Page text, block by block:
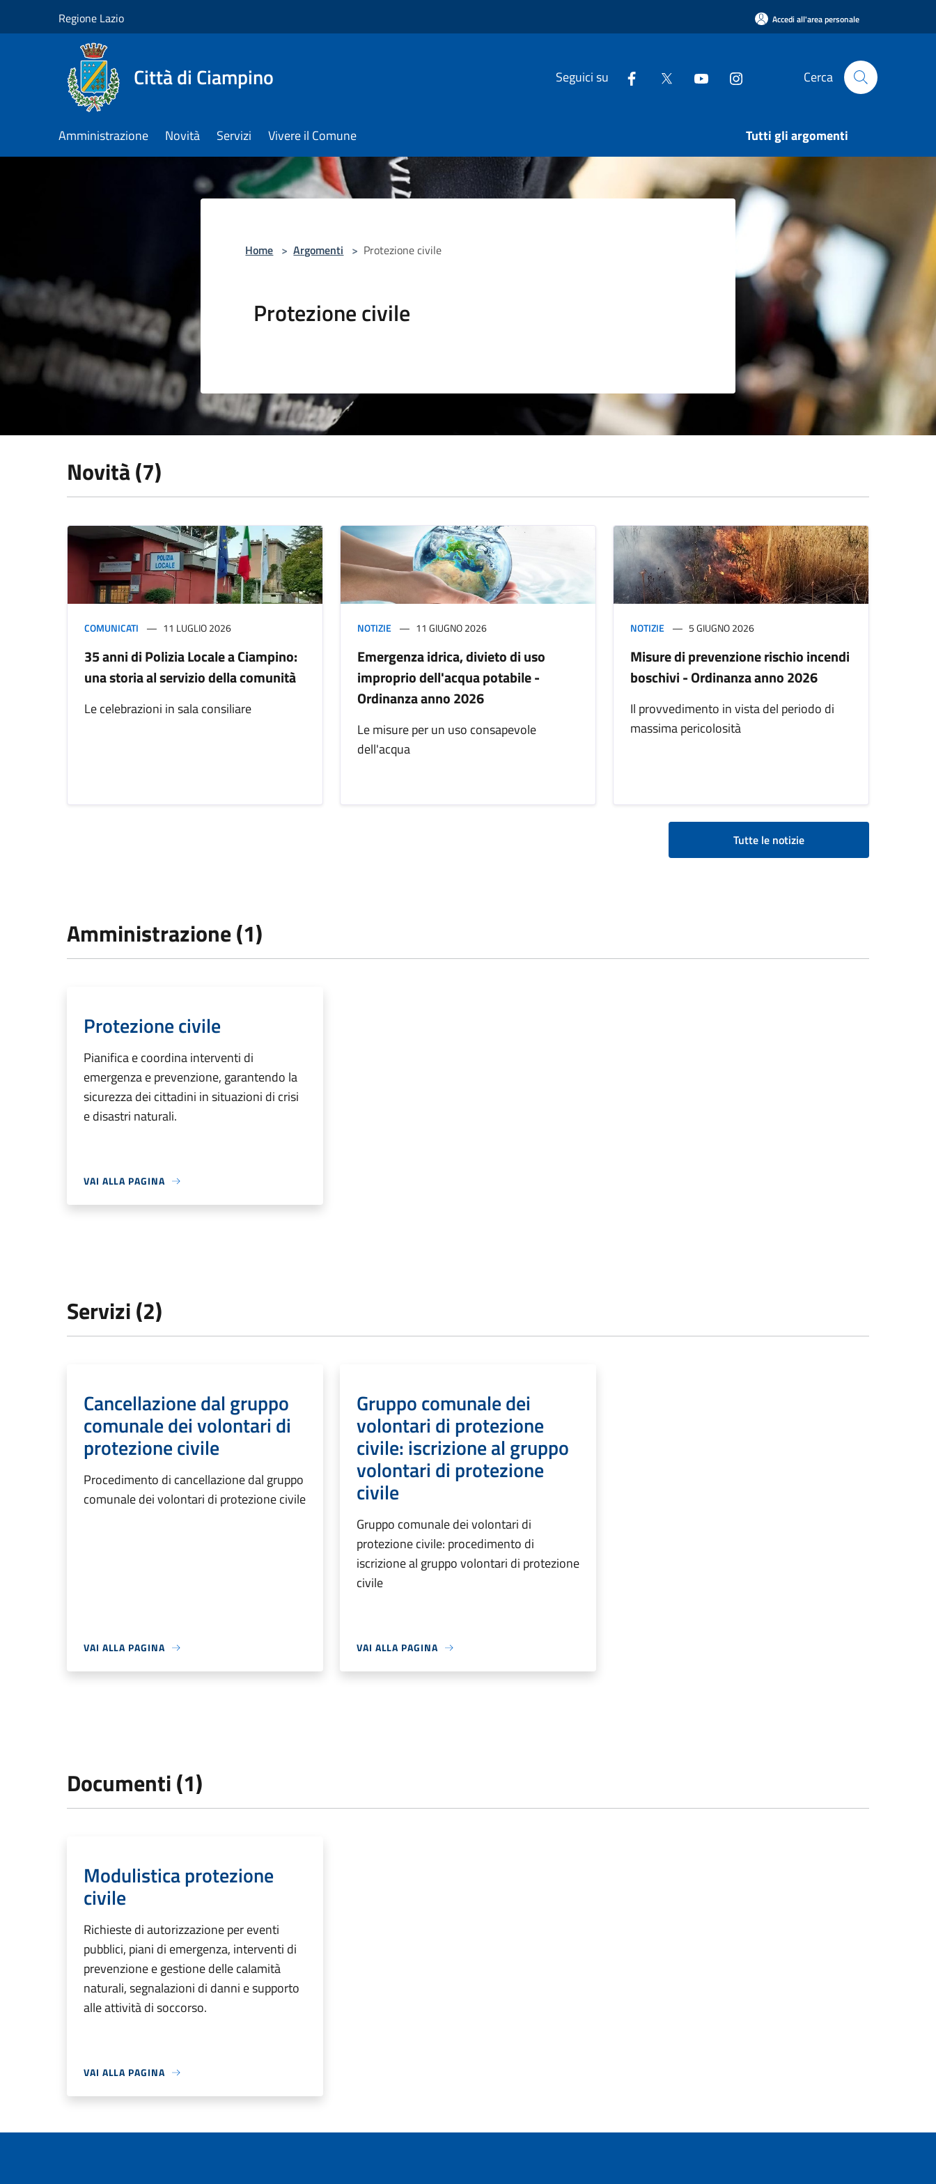
Regione Lazio Accedi all'area personale
Città di Ciampino Seguici su Cerca
Amministrazione Novità Servizi Vivere il Comune Tutti gli argomenti
Home > Argomenti > Protezione civile
Protezione civile
Novità (7)
COMUNICATI 11 LUGLIO 2026
35 anni di Polizia Locale a Ciampino:
una storia al servizio della comunità
Le celebrazioni in sala consiliare
NOTIZIE 11 GIUGNO 2026
Emergenza idrica, divieto di uso
improprio dell'acqua potabile -
Ordinanza anno 2026
Le misure per un uso consapevole
dell'acqua
NOTIZIE 5 GIUGNO 2026
Misure di prevenzione rischio incendi
boschivi - Ordinanza anno 2026
Il provvedimento in vista del periodo di
massima pericolosità
Tutte le notizie
Amministrazione (1)
Protezione civile
Pianifica e coordina interventi di
emergenza e prevenzione, garantendo la
sicurezza dei cittadini in situazioni di crisi
e disastri naturali.
VAI ALLA PAGINA
Servizi (2)
Cancellazione dal gruppo
comunale dei volontari di
protezione civile
Procedimento di cancellazione dal gruppo
comunale dei volontari di protezione civile
VAI ALLA PAGINA
Gruppo comunale dei
volontari di protezione
civile: iscrizione al gruppo
volontari di protezione
civile
Gruppo comunale dei volontari di
protezione civile: procedimento di
iscrizione al gruppo volontari di protezione
civile
VAI ALLA PAGINA
Documenti (1)
Modulistica protezione
civile
Richieste di autorizzazione per eventi
pubblici, piani di emergenza, interventi di
prevenzione e gestione delle calamità
naturali, segnalazioni di danni e supporto
alle attività di soccorso.
VAI ALLA PAGINA